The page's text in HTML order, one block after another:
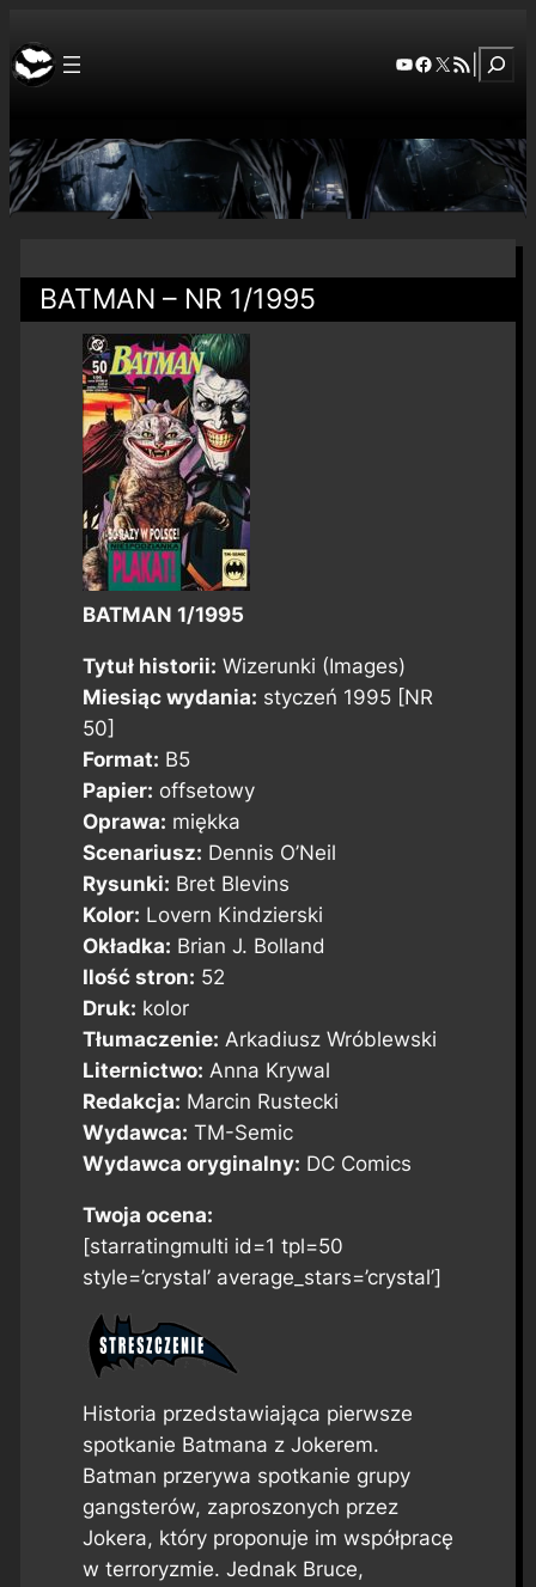
YouTube
Facebook
X RSS Feed
BATMAN – NR 1/1995
BATMAN 1/1995
Tytuł historii: Wizerunki (Images)
Miesiąc wydania: styczeń 1995 [NR
50]
Format: B5
Papier: offsetowy
Oprawa: miękka
Scenariusz: Dennis O’Neil
Rysunki: Bret Blevins
Kolor: Lovern Kindzierski
Okładka: Brian J. Bolland
Ilość stron: 52
Druk: kolor
Tłumaczenie: Arkadiusz Wróblewski
Liternictwo: Anna Krywal
Redakcja: Marcin Rustecki
Wydawca: TM-Semic
Wydawca oryginalny: DC Comics
Twoja ocena:
[starratingmulti id=1 tpl=50
style=’crystal’ average_stars=’crystal’]
Historia przedstawiająca pierwsze
spotkanie Batmana z Jokerem.
Batman przerywa spotkanie grupy
gangsterów, zaproszonych przez
Jokera, który proponuje im współpracę
w terroryzmie. Jednak Bruce,